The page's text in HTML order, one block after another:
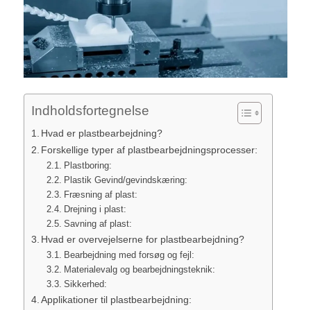
Indholdsfortegnelse
Hvad er plastbearbejdning?
Forskellige typer af plastbearbejdningsprocesser:
Plastboring:
Plastik Gevind/gevindskæring:
Fræsning af plast:
Drejning i plast:
Savning af plast:
Hvad er overvejelserne for plastbearbejdning?
Bearbejdning med forsøg og fejl:
Materialevalg og bearbejdningsteknik:
Sikkerhed:
Applikationer til plastbearbejdning: